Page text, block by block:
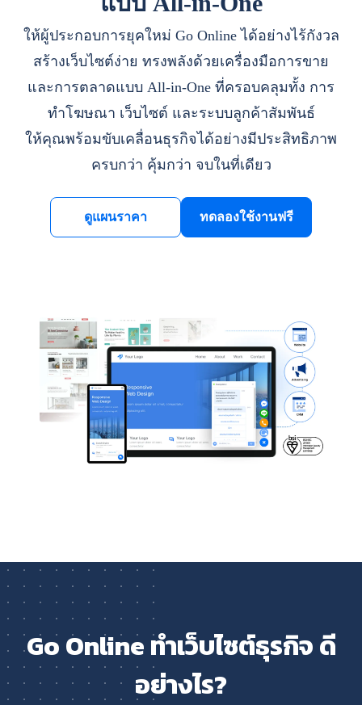
ให้ผู้ประกอบการยุคใหม่ Go Online ได้อย่างไร้กังวล
สร้างเว็บไซต์ง่าย ทรงพลังด้วยเครื่องมือการขาย
และการตลาดแบบ All-in-One ที่ครอบคลุมทั้ง การ
ทำโฆษณา เว็บไซต์ และระบบลูกค้าสัมพันธ์
ให้คุณพร้อมขับเคลื่อนธุรกิจได้อย่างมีประสิทธิภาพ
ครบกว่า คุ้มกว่า จบในที่เดียว
ดูแผนราคา ทดลองใช้งานฟรี
Go Online ทำเว็บไซต์ธุรกิจ ดี
อย่างไร?